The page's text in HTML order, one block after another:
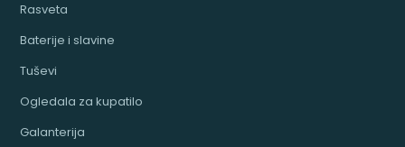
Rasveta
Baterije i slavine
Tuševi
Ogledala za kupatilo
Galanterija